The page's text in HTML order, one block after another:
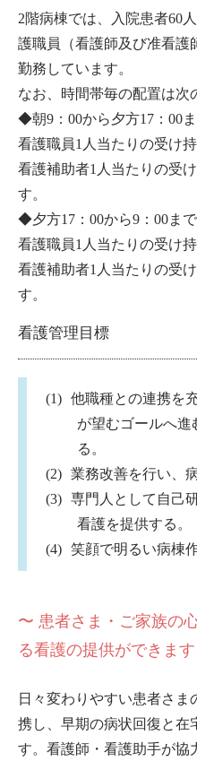
2階病棟では、入院患者60
護職員（看護師及び准看護
勤務しています。
なお、時間帯毎の配置は次
◆朝9：00から夕方17：00
看護職員1人当たりの受け
看護補助者1人当たりの受
す。
◆夕方17：00から9：00まで
看護職員1人当たりの受け
看護補助者1人当たりの受
す。
看護管理目標
他職種との連携を
が望むゴールへ進
る。
業務改善を行い、
専門人として自己
看護を提供する。
笑顔で明るい病棟
〜 患者さま・ご家族の
る看護の提供ができま
日々変わりやすい患者さ
携し、早期の病状回復と在
す。看護師・看護助手が協